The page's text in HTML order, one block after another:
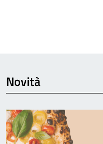
Novità